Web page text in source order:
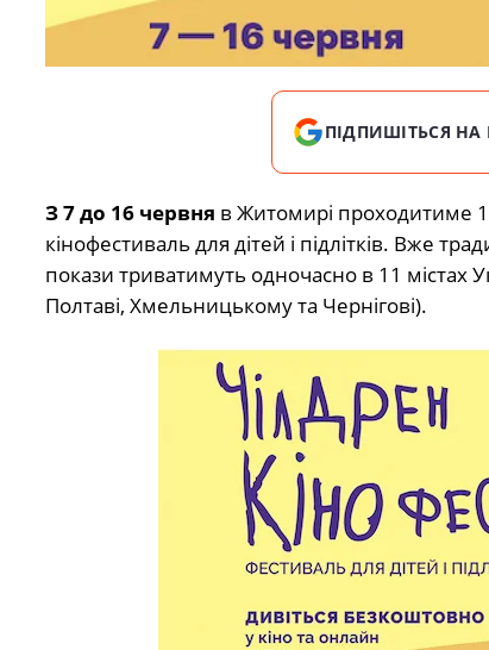
ПІДПИШІТЬСЯ НА
З 7 до 16 червня в Житомирі проходитиме
кінофестиваль для дітей і підлітків. Вже
покази триватимуть одночасно в 11 містах
Полтаві, Хмельницькому та Чернігові).